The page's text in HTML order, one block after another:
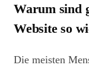
Warum sind
Website so
Die meisten